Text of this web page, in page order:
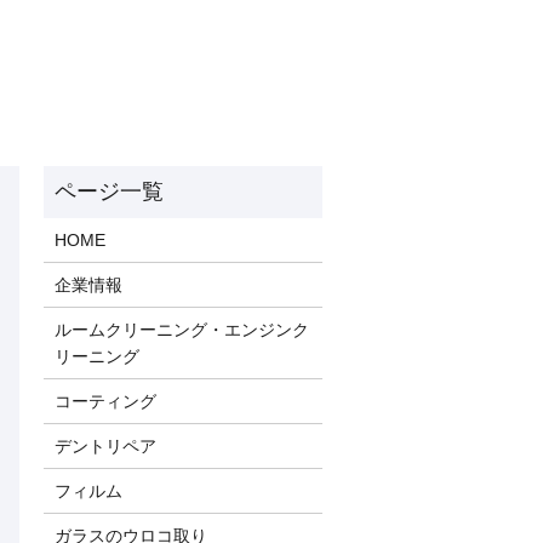
HOME
企業情報
ルームクリーニング・エンジンク
リーニング
コーティング
デントリペア
フィルム
ガラスのウロコ取り